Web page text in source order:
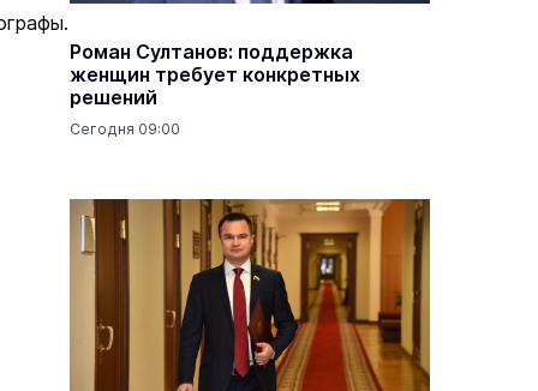
Роман Султанов: поддержка
женщин требует конкретных
решений
Сегодня 09:00